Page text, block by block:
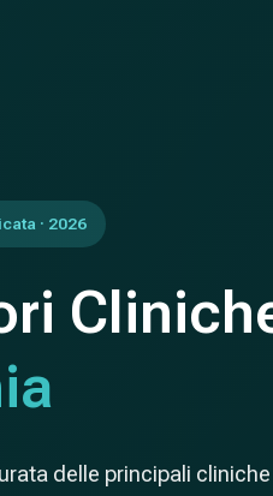
· 2026
delle principali